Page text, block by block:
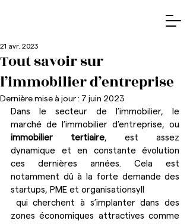
Tout savoir sur
l’immobilier d’entreprise
21 avr. 2023
Dernière mise à jour : 7 juin 2023
Dans le secteur de l’immobilier, le
immobilier tertiaire, est assez
dynamique et en constante évolution
ces dernières années. Cela est
notamment dû à la forte demande des
startups, PME et organisationsyll
zones économiques attractives comme